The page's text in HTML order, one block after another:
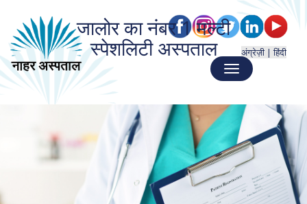
जालोर का नंबर 1 मल्टी
स्पेशलिटी अस्पताल अंग्रेज़ी |हिंदी
Toggle
navigation